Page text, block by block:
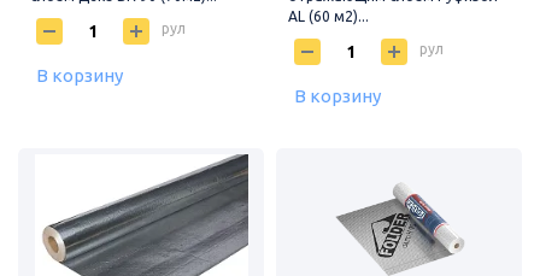
рул
В корзину
AL (60 м2)...
рул
В корзину